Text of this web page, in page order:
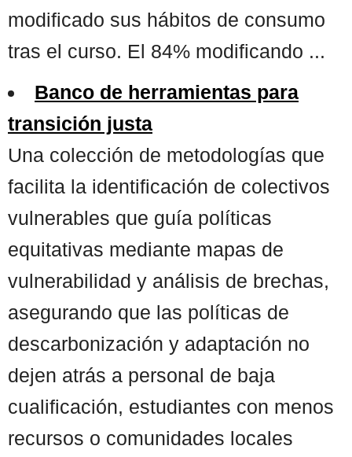
modificado sus hábitos de consumo
tras el curso. El 84% modificando ...
Banco de herramientas para
transición justa
Una colección de metodologías que
facilita la identificación de colectivos
vulnerables que guía políticas
equitativas mediante mapas de
vulnerabilidad y análisis de brechas,
asegurando que las políticas de
descarbonización y adaptación no
dejen atrás a personal de baja
cualificación, estudiantes con menos
recursos o comunidades locales